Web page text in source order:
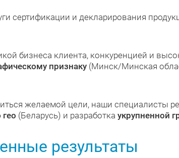
сертификации и декларирования
бизнеса клиента, конкуренцией и
признаку (Минск/Минская
желаемой цели, наши специалисты
гео (Беларусь) и разработка укрупненной
результаты